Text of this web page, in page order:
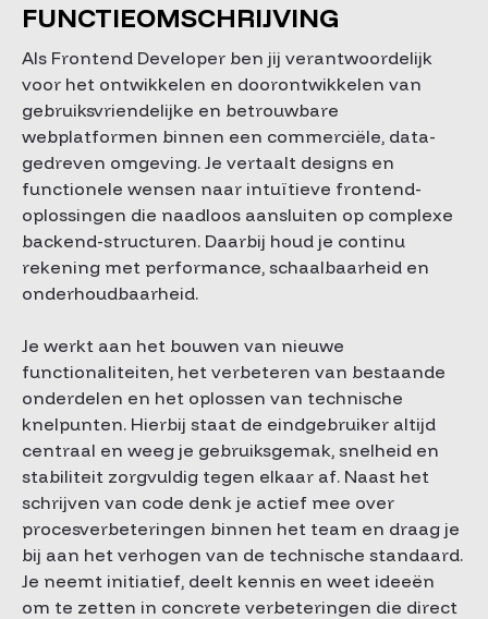
FUNCTIEOMSCHRIJVING
Als Frontend Developer ben jij verantwoordelijk
voor het ontwikkelen en doorontwikkelen van
gebruiksvriendelijke en betrouwbare
webplatformen binnen een commerciële, data-
gedreven omgeving. Je vertaalt designs en
functionele wensen naar intuïtieve frontend-
oplossingen die naadloos aansluiten op complexe
backend-structuren. Daarbij houd je continu
rekening met performance, schaalbaarheid en
onderhoudbaarheid.
Je werkt aan het bouwen van nieuwe
functionaliteiten, het verbeteren van bestaande
onderdelen en het oplossen van technische
knelpunten. Hierbij staat de eindgebruiker altijd
centraal en weeg je gebruiksgemak, snelheid en
stabiliteit zorgvuldig tegen elkaar af. Naast het
schrijven van code denk je actief mee over
procesverbeteringen binnen het team en draag je
bij aan het verhogen van de technische standaard.
Je neemt initiatief, deelt kennis en weet ideeën
om te zetten in concrete verbeteringen die direct